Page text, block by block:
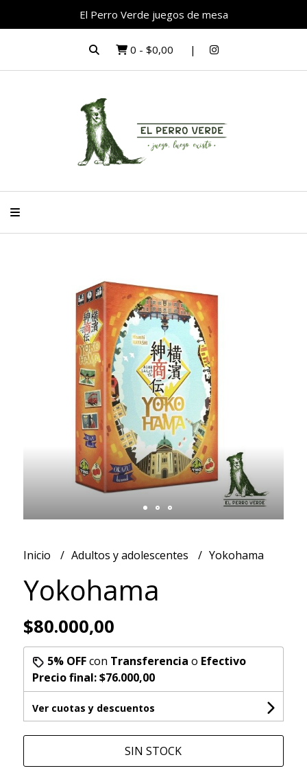
El Perro Verde juegos de mesa
0 - $0,00
Inicio Adultos y adolescentes Yokohama
Yokohama
$80.000,00
5% OFFcon Transferencia o Efectivo
Precio final:$76.000,00
Ver cuotas y descuentos
SIN STOCK